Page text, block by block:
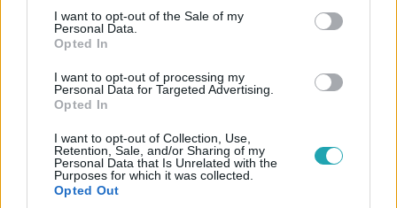
consent section.
I want to opt-out of the Sale of my
Personal Data.
Opted In
I want to opt-out of processing my
Personal Data for Targeted Advertising.
Opted In
I want to opt-out of Collection, Use,
Retention, Sale, and/or Sharing of my
Personal Data that Is Unrelated with the
Purposes for which it was collected.
Opted Out
Sokáig azt feltételezték, hogy a csernobili
atomkatasztrófa lehet a hibás, de a kutatások szerint a
kiváltó ok valójában régebbre nyúlik vissza.